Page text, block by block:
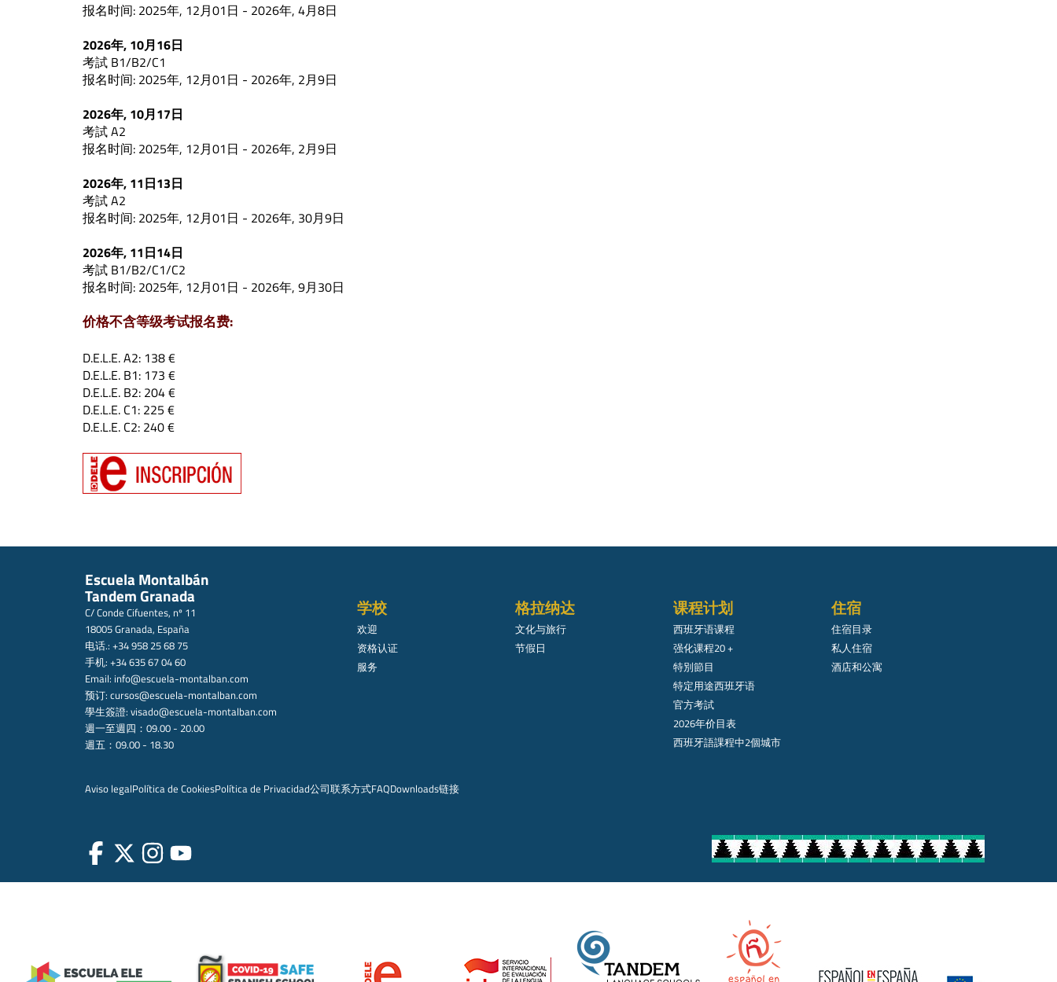
报名时间: 2025年, 12月01日 - 2026年, 4月8日
2026年, 10月16日
考試 B1/B2/C1
报名时间: 2025年, 12月01日 - 2026年, 2月9日
2026年, 10月17日
考試 A2
报名时间: 2025年, 12月01日 - 2026年, 2月9日
2026年, 11日13日
考試 A2
报名时间: 2025年, 12月01日 - 2026年, 30月9日
2026年, 11日14日
考試 B1/B2/C1/C2
报名时间: 2025年, 12月01日 - 2026年, 9月30日
价格不含等级考试报名费:
D.E.L.E. A2: 138 €
D.E.L.E. B1: 173 €
D.E.L.E. B2: 204 €
D.E.L.E. C1: 225 €
D.E.L.E. C2: 240 €
Escuela Montalbán
Tandem Granada
C/ Conde Cifuentes, nº 11
18005 Granada, España
电话.: +34 958 25 68 75
手机: +34 635 67 04 60
Email: info@escuela-montalban.com
预订: cursos@escuela-montalban.com
學生簽證: visado@escuela-montalban.com
週一至週四：09.00 - 20.00
週五：09.00 - 18.30
学校
欢迎
资格认证
服务
格拉纳达
文化与旅行
节假日
课程计划
西班牙语课程
强化课程20 +
特別節目
特定用途西班牙语
官方考試
2026年价目表
西班牙語課程中2個城市
住宿
住宿目录
私人住宿
酒店和公寓
Aviso legalPolítica de CookiesPolítica de Privacidad公司联系方式FAQDownloads链接